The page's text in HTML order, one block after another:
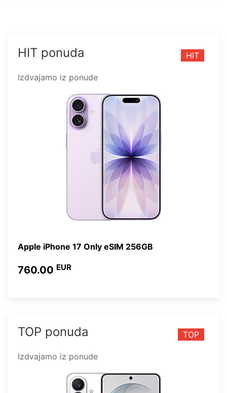
HIT
HIT ponuda
Izdvajamo iz ponude
Apple iPhone 17 Only eSIM 256GB
760.00 EUR
TOP
TOP ponuda
Izdvajamo iz ponude